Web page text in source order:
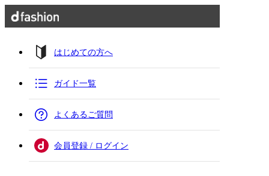
はじめての方へ
ガイド一覧
よくあるご質問
会員登録 / ログイン